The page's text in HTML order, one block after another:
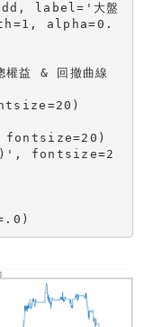
label='大盤
alpha=0.
& 回撤曲線
fontsize=2